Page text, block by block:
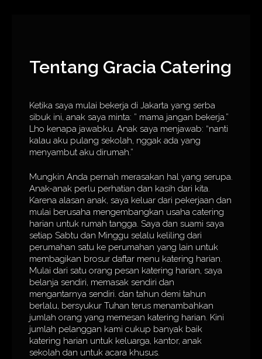
Tentang Gracia Catering
Ketika saya mulai bekerja di Jakarta yang serba
sibuk ini, anak saya minta: ” mama jangan bekerja.”
Lho kenapa jawabku. Anak saya menjawab: “nanti
kalau aku pulang sekolah, nggak ada yang
menyambut aku dirumah.”
Mungkin Anda pernah merasakan hal yang serupa.
Anak-anak perlu perhatian dan kasih dari kita.
Karena alasan anak, saya keluar dari pekerjaan dan
mulai berusaha mengembangkan usaha catering
harian untuk rumah tangga. Saya dan suami saya
setiap Sabtu dan Minggu selalu keliling dari
perumahan satu ke perumahan yang lain untuk
membagikan brosur daftar menu katering harian.
Mulai dari satu orang pesan katering harian, saya
belanja sendiri, memasak sendiri dan
mengantarnya sendiri. dan tahun demi tahun
berlalu, bersyukur Tuhan terus menambahkan
jumlah orang yang memesan katering harian. Kini
jumlah pelanggan kami cukup banyak baik
katering harian untuk keluarga, kantor, anak
sekolah dan untuk acara khusus.